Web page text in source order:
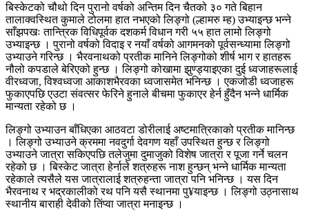
बिस्केटको चौथो दिन पुरानो वर्षको अन्तिम दिन चैतको ३० गते बिहान
तालाक्वस्थितकुमाले टोलमा हात नभएको लिङ्गो (ल्हामरु म्ह) उभ्याइन्छ भन्ने
साँझपखः तान्त्रिक विधिपूर्वक दशकर्म विधान गरी ५५ हात लामो लिङ्गो
उभ्याइन्छ । पुरानो वर्षकोविदाइर नयाँ वर्षको आगमनकोपूर्वसन्ध्यामालिङ्गो
उभ्याउने गरिन्छ । भैरवनाथको प्रतीक मानिने लिङ्गोको शीर्ष भाग र हातहरू
नौलो कपडाले बेरिएको हुन्छ । लिङ्गो कोखामाझुण्ड्याइएकादुई ध्वजाहरूलाई
वीरध्वजा,विश्वध्वजा आकाशभैरवका ध्वजासमेत भनिन्छ ।एकजोडी ध्वजाहरू
फुकाएपछि एउटा संवत्सर फेरिने हुनाले बीचमा फुकाएर हेर्न हुँदैन भन्ने धार्मिक
मान्यता रहेको छ ।
लिङ्गो उभ्याउन बाँधिएका आठवटा डोरीलाईअष्टमात्रिकाकोप्रतीक मानिन्छ
। लिङ्गो उभ्याउने क्रममानवदुर्गादेवगण यहाँ उपस्थित हुन्छ र लिङ्गो
उभ्याउने जात्रा सकिएपछि तलेजुमादुमाजुकोविशेष जात्रा र पूजा गर्ने चलन
रहेको छ । बिस्केट जात्रा हेर्नाले शत्रुहरू नाश हुन्छन् भन्ने धार्मिक मान्यता
रहेकाले त्यसैले यस जात्रालाईशत्रुहन्ताजात्रा पनि भनिन्छ । यस दिन
भैरवनाथ र भद्रकालीको रथ पनि यसै स्थानमापु¥याइन्छ। लिङ्गोउठ्नासाथ
स्थानीयबाराहीदेवीकोतिंप्वाजात्रा मनाइन्छ ।